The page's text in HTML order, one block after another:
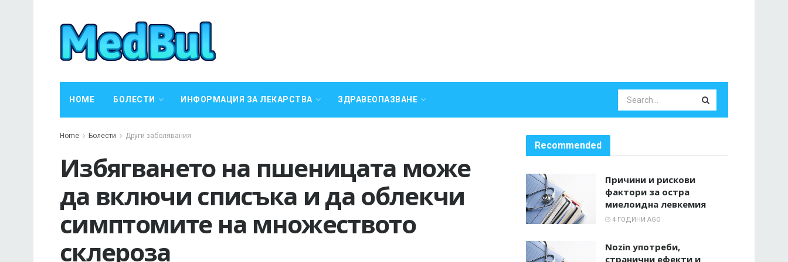
HOME БОЛЕСТИ ИНФОРМАЦИЯ ЗА ЛЕКАРСТВА ЗДРАВЕОПАЗВАНЕ
Home Болести Други заболявания
Избягването на пшеницата може
да включи списъка и да облекчи
симптомите на множеството
склероза
Recommended
Причини и рискови
фактори за остра
миелоидна левкемия
4 ГОДИНИ AGO
Nozin употреби,
странични ефекти и